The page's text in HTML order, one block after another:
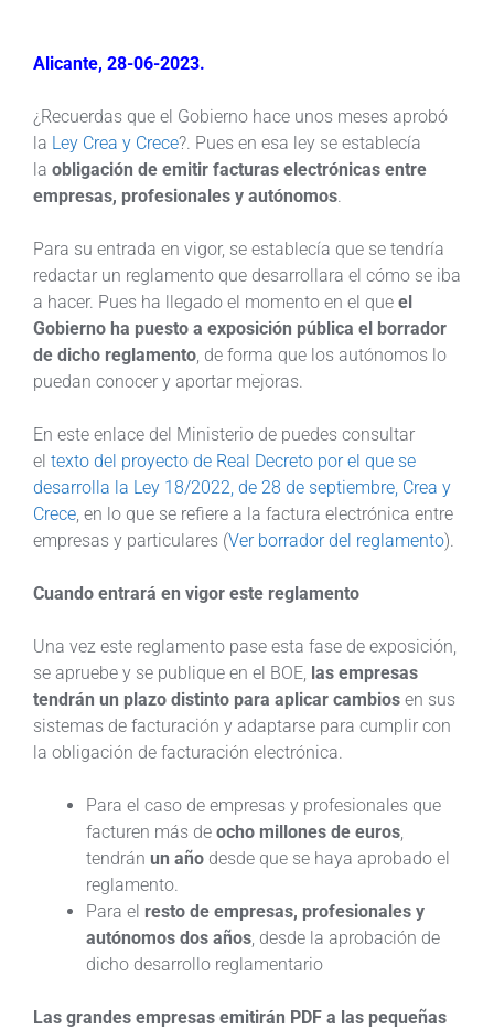
Alicante, 28-06-2023.
¿Recuerdas que el Gobierno hace unos meses aprobó
la Ley Crea y Crece?. Pues en esa ley se establecía
la obligación de emitir facturas electrónicas entre
empresas, profesionales y autónomos.
Para su entrada en vigor, se establecía que se tendría
redactar un reglamento que desarrollara el cómo se iba
a hacer. Pues ha llegado el momento en el que el
Gobierno ha puesto a exposición pública el borrador
de dicho reglamento , de forma que los autónomos lo
puedan conocer y aportar mejoras.
En este enlace del Ministerio de puedes consultar
el texto del proyecto de Real Decreto por el que se
desarrolla la Ley 18/2022, de 28 de septiembre, Crea y
Crece , en lo que se refiere a la factura electrónica entre
empresas y particulares (Ver borrador del reglamento).
Cuando entrará en vigor este reglamento
Una vez este reglamento pase esta fase de exposición,
se apruebe y se publique en el BOE, las empresas
tendrán un plazo distinto para aplicar cambios en sus
sistemas de facturación y adaptarse para cumplir con
la obligación de facturación electrónica.
Para el caso de empresas y profesionales que
facturen más de ocho millones de euros
tendrán un año desde que se haya aprobado el
reglamento.
Para el resto de empresas, profesionales y
autónomos dos años , desde la aprobación de
dicho desarrollo reglamentario
Las grandes empresas emitirán PDF a las pequeñas